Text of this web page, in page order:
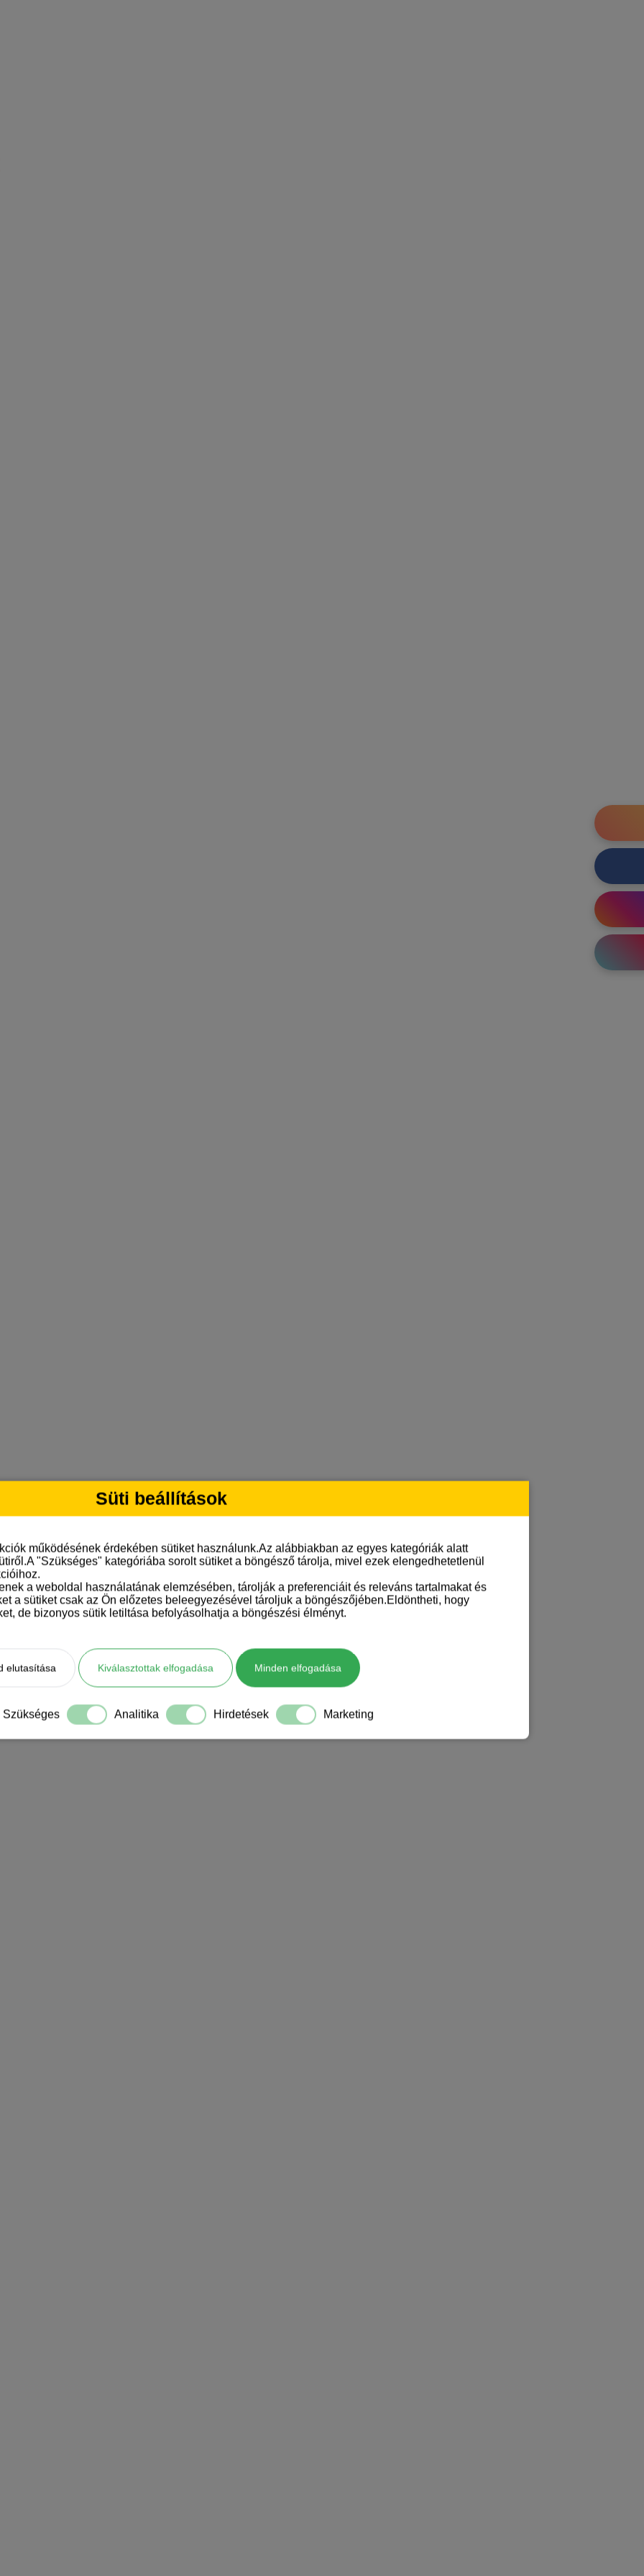
Süti beállítások
működésének érdekében sütiket használunk.Az alábbiakban az egyes kategóriák alatt
"Szükséges" kategóriába sorolt sütiket a böngésző tárolja, mivel ezek elengedhetetlenül
a weboldal használatának elemzésében, tárolják a preferenciáit és releváns tartalmakat és
a sütiket csak az Ön előzetes beleegyezésével tároljuk a böngészőjében.Eldöntheti, hogy
de bizonyos sütik letiltása befolyásolhatja a böngészési élményt.
elutasítása Kiválasztottak elfogadása Minden elfogadása
Szükséges Analitika Hirdetések Marketing